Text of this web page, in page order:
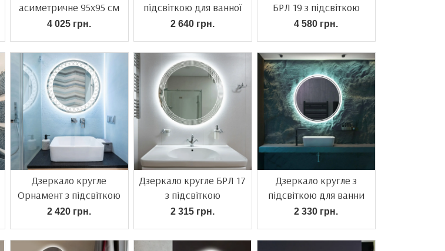
асиметричне 95х95 см
4 025 грн.
підсвіткою для ванної
2 640 грн.
БРЛ 19 з підсвіткою
4 580 грн.
Дзеркало кругле
Орнамент з підсвіткою
2 420 грн.
Дзеркало кругле БРЛ 17
з підсвіткою
2 315 грн.
Дзеркало кругле з
підсвіткою для ванни
2 330 грн.